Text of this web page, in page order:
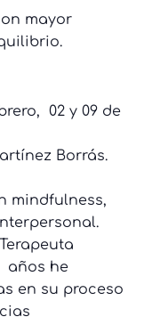
mayor
02 y 09 de
Borrás.
mindfulness,
años he
en su proceso